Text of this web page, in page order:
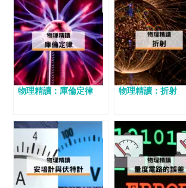
物理精讀：庫倫定律 物理精讀：折射